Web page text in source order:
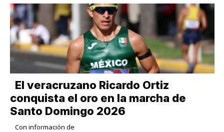
​El veracruzano Ricardo Ortiz
conquista el oro en la marcha de
Santo Domingo 2026
Con información de